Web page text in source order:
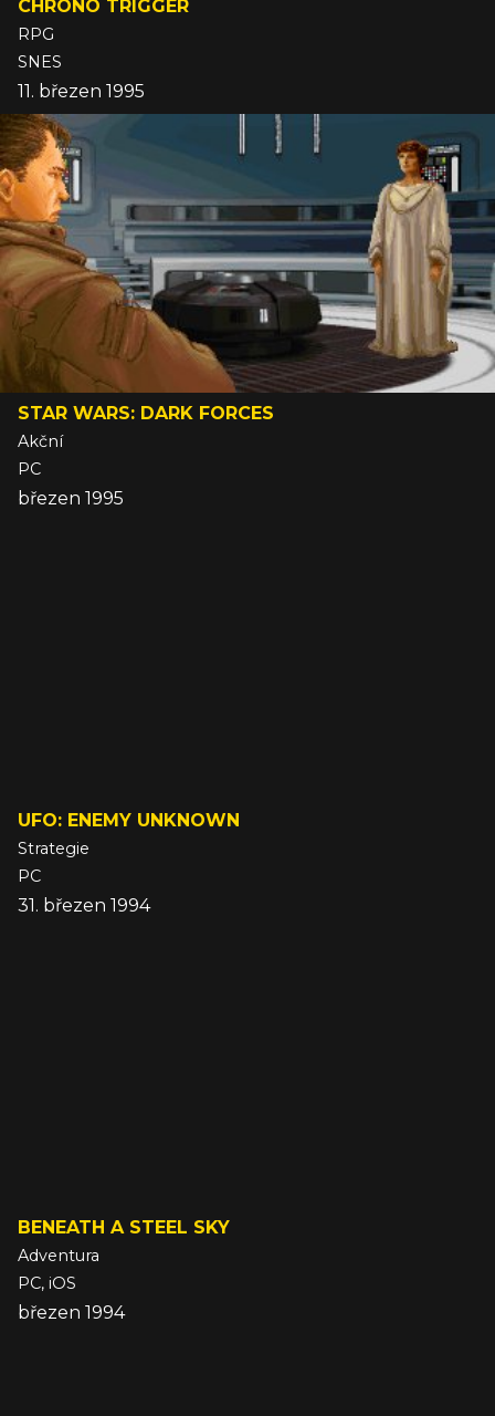
CHRONO TRIGGER
RPG
SNES
11. březen 1995
STAR WARS: DARK FORCES
Akční
PC
březen 1995
UFO: ENEMY UNKNOWN
Strategie
PC
31. březen 1994
BENEATH A STEEL SKY
Adventura
PC, iOS
březen 1994